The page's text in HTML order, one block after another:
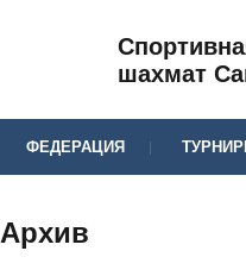
шахмат
ФЕДЕРАЦИЯ
Архив